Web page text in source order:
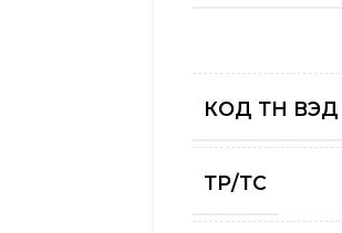
КОД ТН ВЭД
ТР/ТС